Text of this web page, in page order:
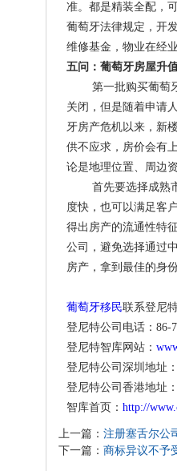
准。都是精装全配，
葡萄牙法律规定，开
维修基金，物业在经
五问：葡萄牙房屋升
第一批购买葡萄牙
关闭，但是随着申请
牙房产危机以来，新
供不应求，房价会有
论是地理位置、周边
首先要选择成熟市
度快，也可以满足客
得出房产的流通性特
公司，避免选择通过
房产，拿到最佳的身份
葡萄牙移民联系登尼
登尼特公司电话：86-
登尼特智库网站：
登尼特公司深圳地址
登尼特公司香港地址
智库首页： http://
上一篇： 注册塞舌尔公
下一篇： 商标异议不予